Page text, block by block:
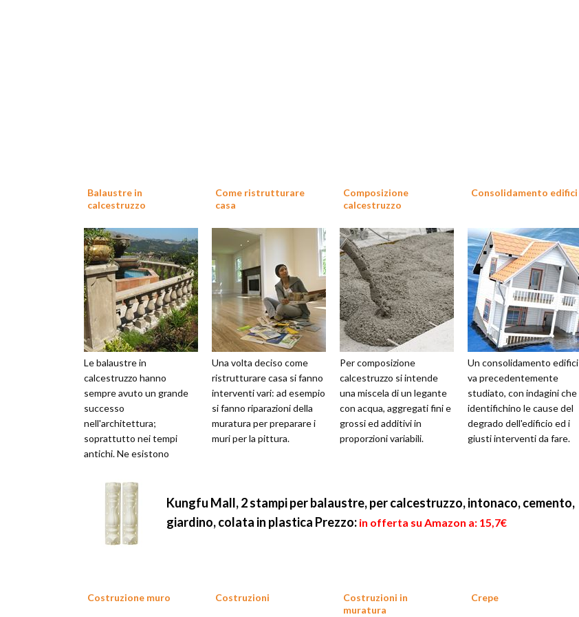
Balaustre in
calcestruzzo
Le balaustre in
calcestruzzo hanno
sempre avuto un grande
successo
nell'architettura;
soprattutto nei tempi
antichi. Ne esistono
possono essere impiegate
anche in abitazioni mode
Come ristrutturare
casa
Una volta deciso come
ristrutturare casa si fanno
interventi vari: ad esempio
si fanno riparazioni della
muratura per preparare i
muri per la pittura.
Composizione
calcestruzzo
Per composizione
calcestruzzo si intende
una miscela di un legante
con acqua, aggregati fini e
grossi ed additivi in
proporzioni variabili.
Consolidamento edifici
Un consolidamento edifici
va precedentemente
studiato, con indagini che
identifichino le cause del
degrado dell'edificio ed i
giusti interventi da fare.
Kungfu Mall, 2 stampi per balaustre, per calcestruzzo, intonaco, cemento,
giardino, colata in plastica Prezzo: in offerta su Amazon a: 15,7€
Costruzione muro Costruzioni
Costruzioni in
muratura
Crepe